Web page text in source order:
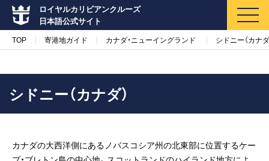
ロイヤルカリビアンクルーズ
日本語公式サイト
マイページ メルマガ登録
クルーズ検索
TOP 寄港地ガイド カナダ・ニューイングランド シドニー（カナダ
シドニー（カナダ）
カナダの大西洋側にあるノバスコシア州の北東部に位置するケー